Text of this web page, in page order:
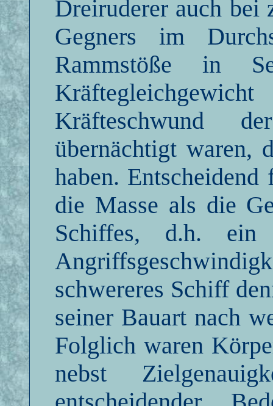
Dreiruderer auch bei
Gegners im
Rammstöße in
Kräfteschwund
übernächtigt waren,
haben.
die Masse als die
Schiffes, d.h.
schwereres Schiff
seiner Bauart nach
Folglich waren
nebst